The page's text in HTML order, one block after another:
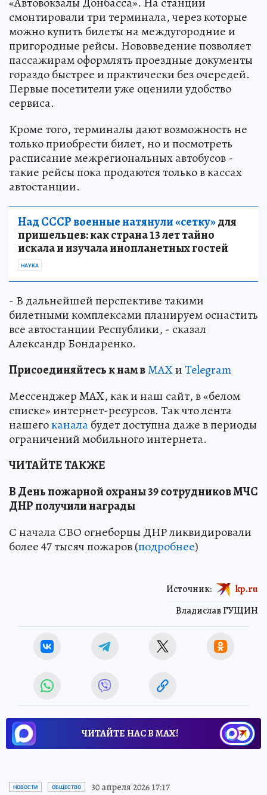
смонтировали три терминала, через которые
можно купить билеты на междугородние и
пригородные рейсы. Нововведение позволяет
пассажирам оформлять проездные документы
гораздо быстрее и практически без очередей.
Первые посетители уже оценили удобство
сервиса.
Кроме того, терминалы дают возможность не
только приобрести билет, но и посмотреть
расписание межрегиональных автобусов -
такие рейсы пока продаются только в кассах
автостанции.
Над СССР военные натянули «сетку»для
пришельцев: как страна 13 лет тайно
искала и изучала инопланетных гостей
НАУКА
- В дальнейшей перспективе такими
билетными комплексами планируем оснастить
все автостанции Республики, - сказал
Александр Бондаренко.
Присоединяйтесь к нам вMAXиTelegram
Мессенджер MAX, как и наш сайт, в «белом
списке» интернет-ресурсов. Так что лента
нашегоканалабудет доступна даже в периоды
ограничений мобильного интернета.
ЧИТАЙТЕ ТАКЖЕ
В День пожарной охраны 39 сотрудников МЧС
ДНР получили награды
С начала СВО огнеборцы ДНР ликвидировали
более 47 тысяч пожаров (подробнее)
Владислав ГУЩИН
Источник: kp.ru
ЧИТАЙТЕ НАС В МАХ!
НОВОСТИ ОБЩЕСТВО 30 апреля 2026 17:17